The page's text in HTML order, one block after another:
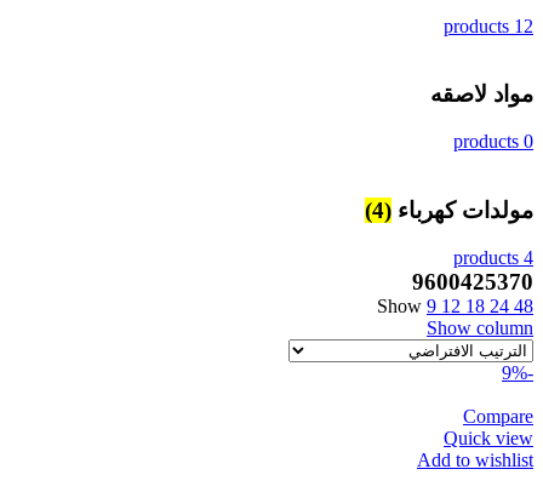
12 products
مواد لاصقه
0 products
مولدات كهرباء (4)
4 products
9600425370
Show 9 12 18 24 48
Show column
-9%
Compare
Quick view
Add to wishlist